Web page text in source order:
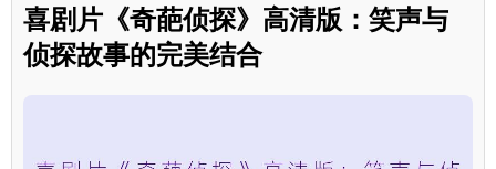
喜剧片《奇葩侦探》高清版：笑声与
侦探故事的完美结合